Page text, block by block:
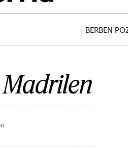
BERBEN